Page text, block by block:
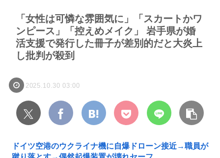
「女性は可憐な雰囲気に」「スカートかワ
ンピース」「控えめメイク」 岩手県が婚
活支援で発行した冊子が差別的だと大炎上
し批判が殺到
2025.10.30 03:00
ドイツ空港のウクライナ機に自爆ドローン接近→職員が